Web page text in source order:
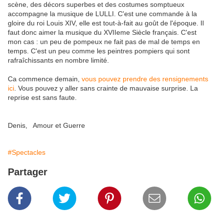
scène, des décors superbes et des costumes somptueux
accompagne la musique de LULLI. C'est une commande à la
gloire du roi Louis XIV, elle est tout-à-fait au goût de l'époque. Il
faut donc aimer la musique du XVIIeme Siècle français. C'est
mon cas : un peu de pompeux ne fait pas de mal de temps en
temps. C'est un peu comme les peintres pompiers qui sont
rafraîchissants en nombre limité.
Ca commence demain, vous pouvez prendre des rensignements
ici . Vous pouvez y aller sans crainte de mauvaise surprise. La
reprise est sans faute.
Denis, Amour et Guerre
#Spectacles
Partager